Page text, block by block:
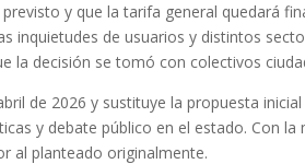
y que la tarifa general quedará
inquietudes de usuarios y distintos
la decisión se tomó con colectivos
de 2026 y sustituye la propuesta
y debate público en el estado. Con
al planteado originalmente.